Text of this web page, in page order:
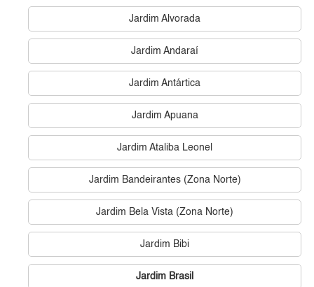
Jardim Alvorada
Jardim Andaraí
Jardim Antártica
Jardim Apuana
Jardim Ataliba Leonel
Jardim Bandeirantes (Zona Norte)
Jardim Bela Vista (Zona Norte)
Jardim Bibi
Jardim Brasil